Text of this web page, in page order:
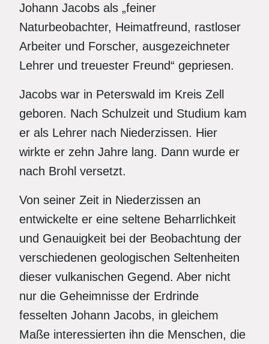
Johann Jacobs als „feiner
Naturbeobachter, Heimatfreund, rastloser
Arbeiter und Forscher, ausgezeichneter
Lehrer und treuester Freund“ gepriesen.
Jacobs war in Peterswald im Kreis Zell
geboren. Nach Schulzeit und Studium kam
er als Lehrer nach Niederzissen. Hier
wirkte er zehn Jahre lang. Dann wurde er
nach Brohl versetzt.
Von seiner Zeit in Niederzissen an
entwickelte er eine seltene Beharrlichkeit
und Genauigkeit bei der Beobachtung der
verschiedenen geologischen Seltenheiten
dieser vulkanischen Gegend. Aber nicht
nur die Geheimnisse der Erdrinde
fesselten Johann Jacobs, in gleichem
Maße interessierten ihn die Menschen, die